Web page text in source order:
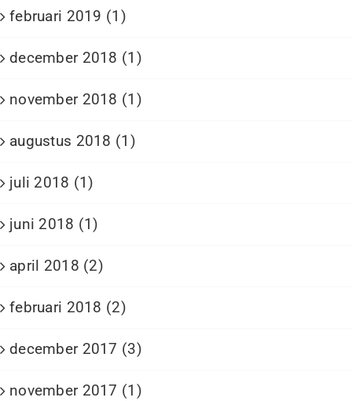
februari 2019 (1)
december 2018 (1)
november 2018 (1)
augustus 2018 (1)
juli 2018 (1)
juni 2018 (1)
april 2018 (2)
februari 2018 (2)
december 2017 (3)
november 2017 (1)